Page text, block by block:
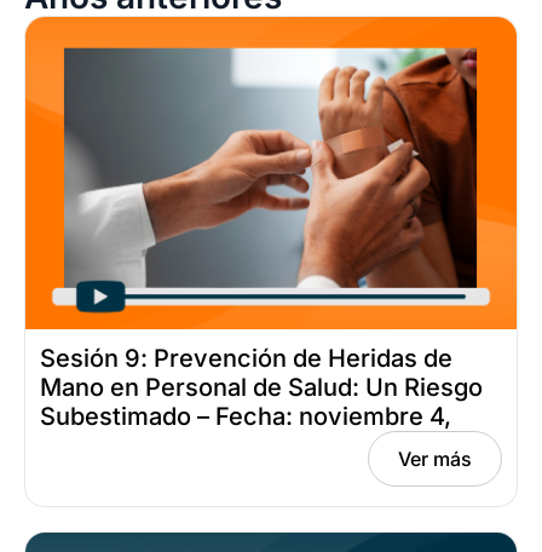
Sesión 9: Prevención de Heridas de
Mano en Personal de Salud: Un Riesgo
Subestimado – Fecha: noviembre 4,
Ver más